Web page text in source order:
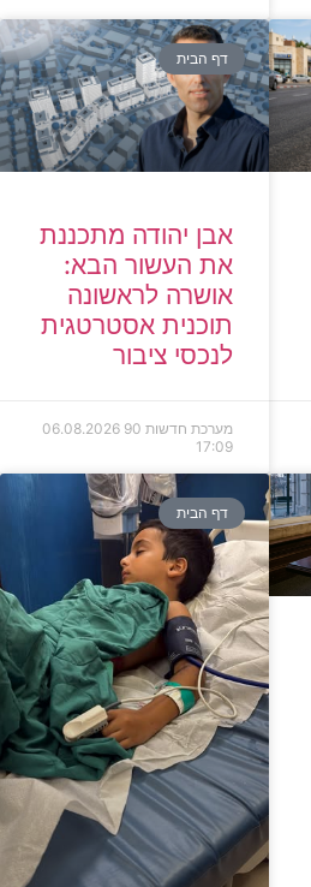
דף הבית
אבן יהודה מתכננת
את העשור הבא:
אושרה לראשונה
תוכנית אסטרטגית
לנכסי ציבור
מערכת חדשות 90
06.08.2026
17:09
דף הבית